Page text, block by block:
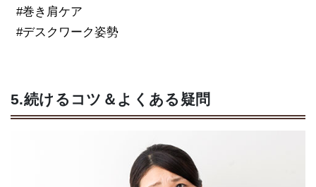
#巻き肩ケア
#デスクワーク姿勢
5.続けるコツ＆よくある疑問